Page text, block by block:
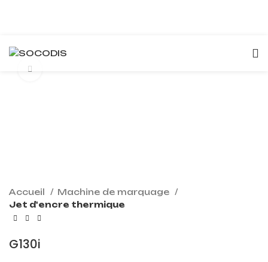
Accueil
Machine de marquage
Jet d'encre thermique
G130i